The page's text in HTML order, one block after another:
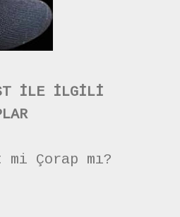
İLE İLGİLİ
mi Çorap mı?